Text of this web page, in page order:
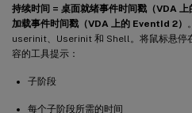
持续时间 = 桌面就绪事件时间戳（VDA
加载事件时间戳（VDA 上的 EventId 2）
userinit、Userinit 和 Shell。将鼠标悬停
容的工具提示：
子阶段
每个子阶段所需的时间